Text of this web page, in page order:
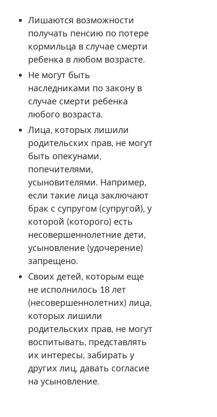
Лишаются возможности
получать пенсию по потере
кормильца в случае смерти
ребенка в любом возрасте.
Не могут быть
наследниками по закону в
случае смерти ребенка
любого возраста.
Лица, которых лишили
родительских прав, не могут
быть опекунами,
попечителями,
усыновителями. Например,
если такие лица заключают
брак с супругом (супругой), у
которой (которого) есть
несовершеннолетние дети,
усыновление (удочерение)
запрещено.
Своих детей, которым еще
не исполнилось 18 лет
(несовершеннолетних) лица,
которых лишили
родительских прав, не могут
воспитывать, представлять
их интересы, забирать у
других лиц, давать согласие
на усыновление.